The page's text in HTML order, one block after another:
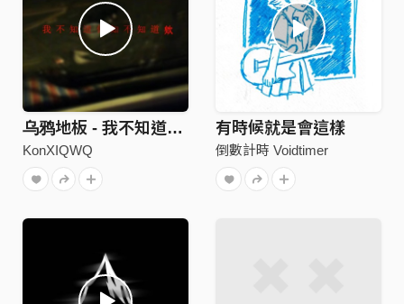
乌鸦地板 - 我不知道你知不知道诶
KonXIQWQ
有時候就是會這樣
倒數計時 Voidtimer